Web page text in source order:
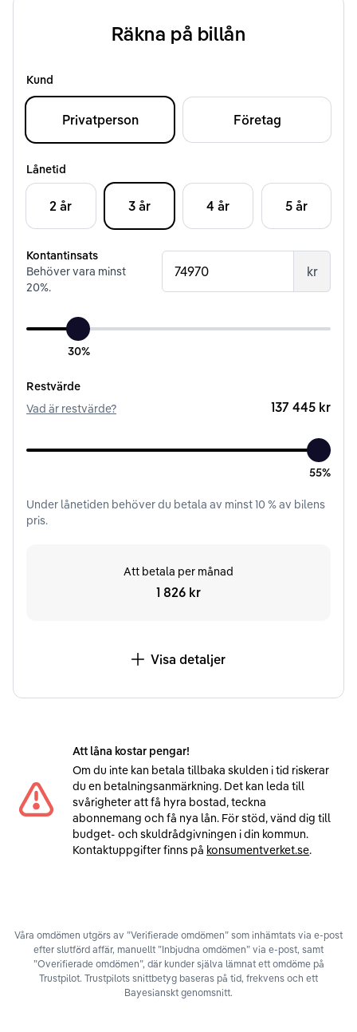
Räkna på billån
Kund
Privatperson Företag
Lånetid
2 år 3 år 4 år 5 år
Kontantinsats
Behöver vara minst
20%.
kr
30%
Restvärde
Vad är restvärde?
137 445 kr
55%
Under lånetiden behöver du betala av minst10% av bilens
pris.
Att betala per månad
1 826 kr
Visa detaljer
Att låna kostar pengar!
Om du inte kan betala tillbaka skulden i tid riskerar
du en betalningsanmärkning. Det kan leda till
svårigheter att få hyra bostad, teckna
abonnemang och få nya lån. För stöd, vänd dig till
budget- och skuldrådgivningen i din kommun.
Kontaktuppgifter finns på konsumentverket.se.
Våra omdömen utgörs av ”Verifierade omdömen” som inhämtats via e-post
efter slutförd affär, manuellt ”Inbjudna omdömen” via e-post, samt
”Overifierade omdömen”, där kunder själva lämnat ett omdöme på
Trustpilot. Trustpilots snittbetyg baseras på tid, frekvens och ett
Bayesianskt genomsnitt.